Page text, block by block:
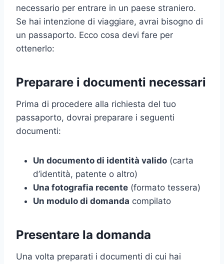
necessario per entrare in un paese straniero.
Se hai intenzione di viaggiare, avrai bisogno di
un passaporto. Ecco cosa devi fare per
ottenerlo:
Preparare i documenti necessari
Prima di procedere alla richiesta del tuo
passaporto, dovrai preparare i seguenti
documenti:
Un documento di identità valido (carta
d’identità, patente o altro)
Una fotografia recente (formato tessera)
Un modulo di domanda compilato
Presentare la domanda
Una volta preparati i documenti di cui hai